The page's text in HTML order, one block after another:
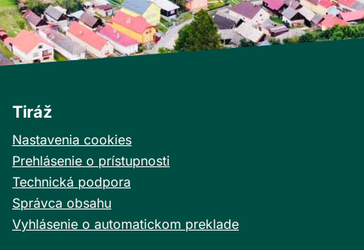
Tiráž
Nastavenia cookies
Prehlásenie o prístupnosti
Technická podpora
Správca obsahu
Vyhlásenie o automatickom preklade